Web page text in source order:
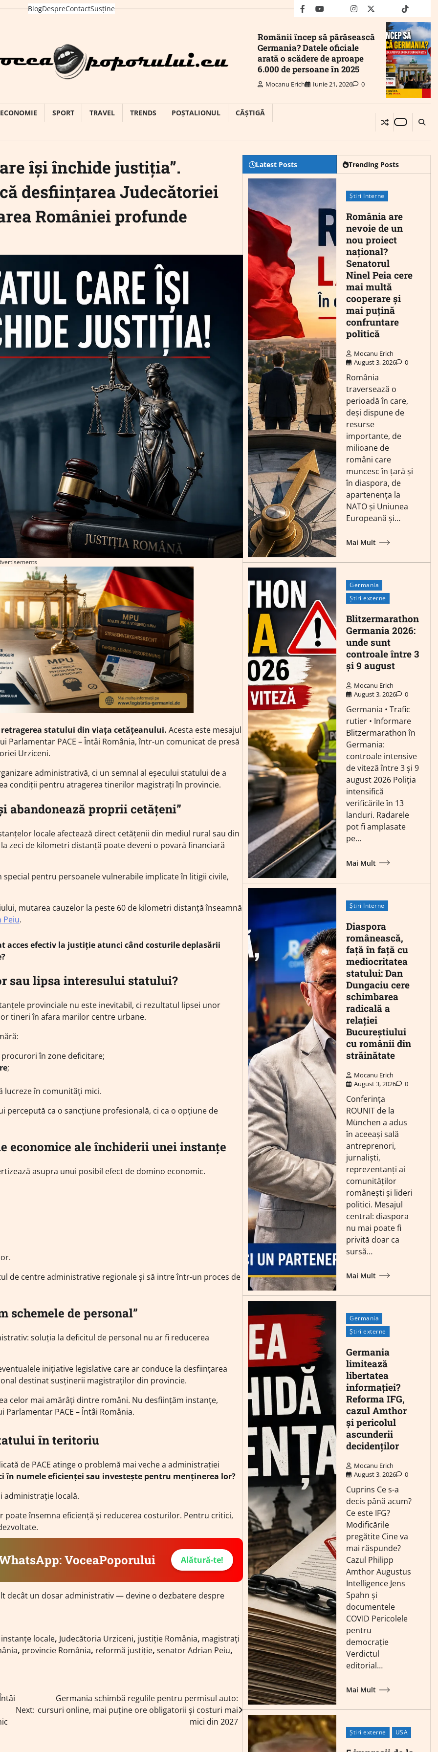
BlogDespreContactSusține facebookyoutubeMailinstagram
twitter truthtiktok
Românii încep să părăsească
Germania? Datele oficiale
arată o scădere de aproape
6.000 de persoane în 2025
Mocanu Erich Iunie 21, 2026 0
ECONOMIE SPORT TRAVEL TRENDS POȘTALIONUL CÂȘTIGĂ
își închide justiția”.
desființarea Judecătoriei
României profunde
statului din viața cetățeanului. Acesta este mesajul
PACE – Întâi România, într-un comunicat de presă
Urziceni.
administrativă, ci un semnal al eșecului statului de a
condiții pentru atragerea tinerilor magistrați în provincie.
abandonează proprii cetățeni”
locale afectează direct cetățenii din mediul rural sau din
zeci de kilometri distanță poate deveni o povară financiară
special pentru persoanele vulnerabile implicate în litigii civile,
mutarea cauzelor la peste 60 de kilometri distanță înseamnă
Peiu.
acces efectiv la justiție atunci când costurile deplasării
sau lipsa interesului statului?
provinciale nu este inevitabil, ci rezultatul lipsei unor
tineri în afara marilor centre urbane.
în zone deficitare;
;
lucreze în comunități mici.
ca o sancțiune profesională, ci ca o opțiune de
economice ale închiderii unei instanțe
asupra unui posibil efect de domino economic.
de centre administrative regionale și să intre într-un proces de
schemele de personal”
soluția la deficitul de personal nu ar fi reducerea
inițiative legislative care ar conduce la desființarea
destinat susținerii magistraților din provincie.
celor mai amărâți dintre români. Nu desființăm instanțe,
PACE – Întâi România.
în teritoriu
de PACE atinge o problemă mai veche a administrației
în numele eficienței sau investește pentru menținerea lor?
administrație locală.
însemna eficiență și reducerea costurilor. Pentru critici,
VoceaPoporului Alătură-te!
decât un dosar administrativ — devine o dezbatere despre
instanțe locale, Judecătoria Urziceni, justiție România, magistrați
, provincie România, reformă justiție, senator Adrian Peiu,
Next:
Germania schimbă regulile pentru permisul auto:
cursuri online, mai puține ore obligatorii și costuri mai
mici din 2027
Latest Posts Trending Posts
Știri Interne
România are
nevoie de un
nou proiect
național?
Senatorul
Ninel Peia cere
mai multă
cooperare și
mai puțină
confruntare
politică
Mocanu Erich
August 3, 2026
0
România
traversează o
perioadă în care,
deși dispune de
resurse
importante, de
milioane de
români care
muncesc în țară și
în diaspora, de
apartenența la
NATO și Uniunea
Europeană și…
Mai Mult
Germania
Știri externe
Blitzermarathon
Germania 2026:
unde sunt
controale între 3
și 9 august
Mocanu Erich
August 3, 2026
0
Germania • Trafic
rutier • Informare
Blitzermarathon în
Germania:
controale intensive
de viteză între 3 și 9
august 2026 Poliția
intensifică
verificările în 13
landuri. Radarele
pot fi amplasate
pe…
Mai Mult
Știri Interne
Diaspora
românească,
față în față cu
mediocritatea
statului: Dan
Dungaciu cere
schimbarea
radicală a
relației
Bucureștiului
cu românii din
străinătate
Mocanu Erich
August 3, 2026
0
Conferința
ROUNIT de la
München a adus
în aceeași sală
antreprenori,
jurnaliști,
reprezentanți ai
comunităților
românești și lideri
politici. Mesajul
central: diaspora
nu mai poate fi
privită doar ca
sursă…
Mai Mult
Germania
Știri externe
Germania
limitează
libertatea
informației?
Reforma IFG,
cazul Amthor
și pericolul
ascunderii
decidenților
Mocanu Erich
August 3, 2026
0
Cuprins Ce s-a
decis până acum?
Ce este IFG?
Modificările
pregătite Cine va
mai răspunde?
Cazul Philipp
Amthor Augustus
Intelligence Jens
Spahn și
documentele
COVID Pericolele
pentru
democrație
Verdictul
editorial…
Mai Mult
Știri externe USA